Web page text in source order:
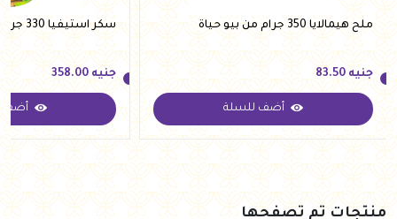
ملح هيمالايا 350 جرام من بيو حياة
جنيه
جنيه 83.50
أضف للسلة
سكر استيفيا 330 جرام من فيردي
جنيه
جنيه 358.00
أضف
منتجات تم تصفحها